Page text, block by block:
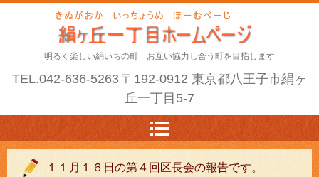
明るく楽しい絹いちの町 お互い協力し合う町を目指します
TEL.042-636-5263 〒192-0912 東京都八王子市絹ヶ
丘一丁目5-7
１１月１６日の第４回区長会の報告です。